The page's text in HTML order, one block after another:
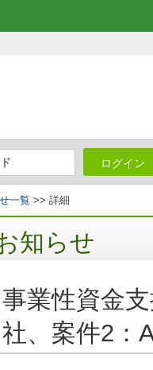
ログイン
一覧 >> 詳細
知らせ
事業性資金
社、案件2：